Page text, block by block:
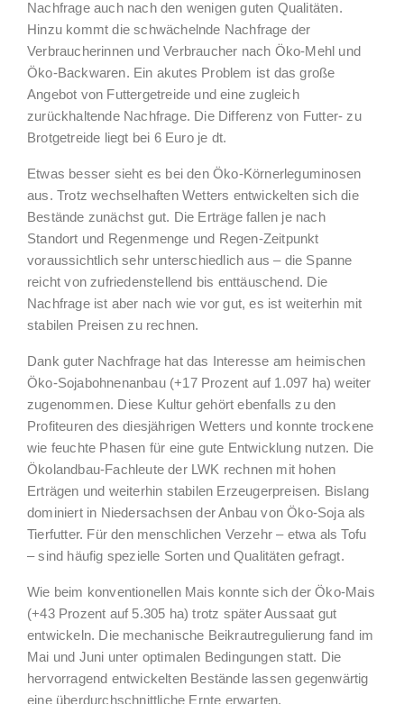
Nachfrage auch nach den wenigen guten Qualitäten.
Hinzu kommt die schwächelnde Nachfrage der
Verbraucherinnen und Verbraucher nach Öko-Mehl und
Öko-Backwaren. Ein akutes Problem ist das große
Angebot von Futtergetreide und eine zugleich
zurückhaltende Nachfrage. Die Differenz von Futter- zu
Brotgetreide liegt bei 6 Euro je dt.
Etwas besser sieht es bei den Öko-Körnerleguminosen
aus. Trotz wechselhaften Wetters entwickelten sich die
Bestände zunächst gut. Die Erträge fallen je nach
Standort und Regenmenge und Regen-Zeitpunkt
voraussichtlich sehr unterschiedlich aus – die Spanne
reicht von zufriedenstellend bis enttäuschend. Die
Nachfrage ist aber nach wie vor gut, es ist weiterhin mit
stabilen Preisen zu rechnen.
Dank guter Nachfrage hat das Interesse am heimischen
Öko-Sojabohnenanbau (+17 Prozent auf 1.097 ha) weiter
zugenommen. Diese Kultur gehört ebenfalls zu den
Profiteuren des diesjährigen Wetters und konnte trockene
wie feuchte Phasen für eine gute Entwicklung nutzen. Die
Ökolandbau-Fachleute der LWK rechnen mit hohen
Erträgen und weiterhin stabilen Erzeugerpreisen. Bislang
dominiert in Niedersachsen der Anbau von Öko-Soja als
Tierfutter. Für den menschlichen Verzehr – etwa als Tofu
– sind häufig spezielle Sorten und Qualitäten gefragt.
Wie beim konventionellen Mais konnte sich der Öko-Mais
(+43 Prozent auf 5.305 ha) trotz später Aussaat gut
entwickeln. Die mechanische Beikrautregulierung fand im
Mai und Juni unter optimalen Bedingungen statt. Die
hervorragend entwickelten Bestände lassen gegenwärtig
eine überdurchschnittliche Ernte erwarten.